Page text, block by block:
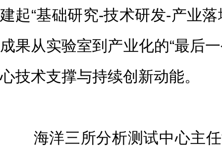
建起“基础研究-技术研发-产业
成果从实验室到产业化的“最后
心技术支撑与持续创新动能。
海洋三所分析测试中心主任